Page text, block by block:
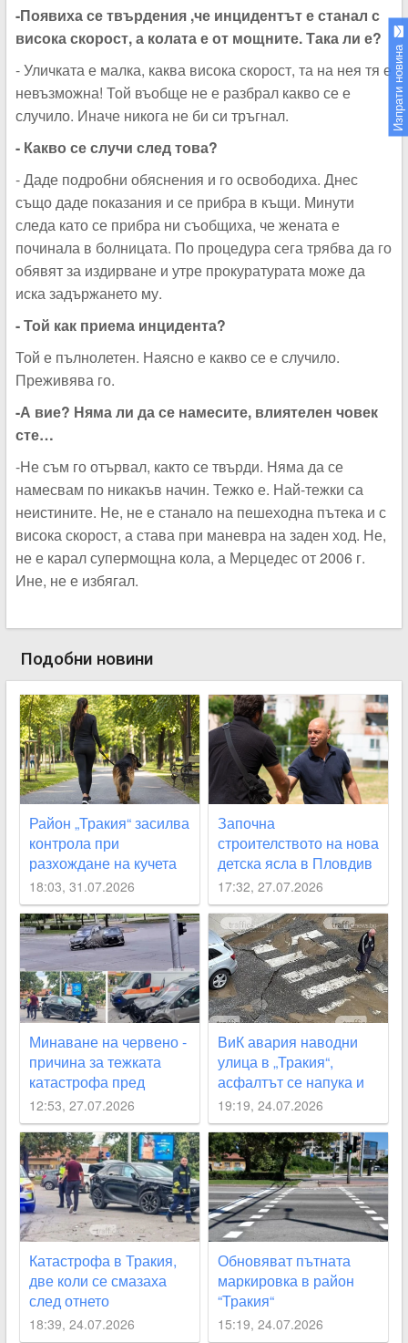
-Появиха се твърдения ,че инцидентът е станал с
висока скорост, а колата е от мощните. Така ли е?
- Уличката е малка, каква висока скорост, та на нея тя е
невъзможна! Той въобще не е разбрал какво се е
случило. Иначе никога не би си тръгнал.
- Какво се случи след това?
- Даде подробни обяснения и го освободиха. Днес
също даде показания и се прибра в къщи. Минути
следа като се прибра ни съобщиха, че жената е
починала в болницата. По процедура сега трябва да го
обявят за издирване и утре прокуратурата може да
иска задържането му.
- Той как приема инцидента?
Той е пълнолетен. Наясно е какво се е случило.
Преживява го.
-А вие? Няма ли да се намесите, влиятелен човек
сте…
-Не съм го отървал, както се твърди. Няма да се
намесвам по никакъв начин. Тежко е. Най-тежки са
неистините. Не, не е станало на пешеходна пътека и с
висока скорост, а става при маневра на заден ход. Не,
не е карал супермощна кола, а Мерцедес от 2006 г.
Ине, не е избягал.
Подобни новини
Район „Тракия“ засилва
контрола при
разхождане на кучета
след сигнали на
граждани
18:03, 31.07.2026
Започна
строителството на нова
детска ясла в Пловдив
17:32, 27.07.2026
Минаване на червено -
причина за тежката
катастрофа пред
кметството в “Тракия“
12:53, 27.07.2026
ВиК авария наводни
улица в „Тракия“,
асфалтът се напука и
пропада
19:19, 24.07.2026
Катастрофа в Тракия,
две коли се смазаха
след отнето
предимство
18:39, 24.07.2026
Обновяват пътната
маркировка в район
“Тракия“
15:19, 24.07.2026
Изпрати новина